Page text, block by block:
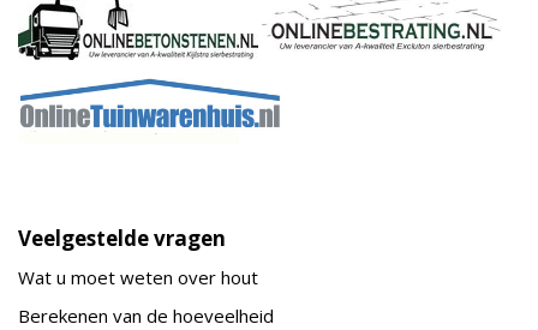
Veelgestelde vragen
Wat u moet weten over hout
Berekenen van de hoeveelheid